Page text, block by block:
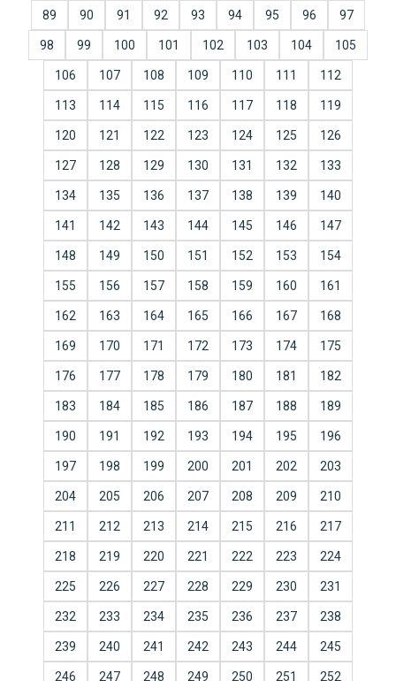
89 90 91 92 93 94 95 96 97
98 99 100 101 102 103 104 105
106 107 108 109 110 111 112
113 114 115 116 117 118 119
120 121 122 123 124 125 126
127 128 129 130 131 132 133
134 135 136 137 138 139 140
141 142 143 144 145 146 147
148 149 150 151 152 153 154
155 156 157 158 159 160 161
162 163 164 165 166 167 168
169 170 171 172 173 174 175
176 177 178 179 180 181 182
183 184 185 186 187 188 189
190 191 192 193 194 195 196
197 198 199 200 201 202 203
204 205 206 207 208 209 210
211 212 213 214 215 216 217
218 219 220 221 222 223 224
225 226 227 228 229 230 231
232 233 234 235 236 237 238
239 240 241 242 243 244 245
246 247 248 249 250 251 252